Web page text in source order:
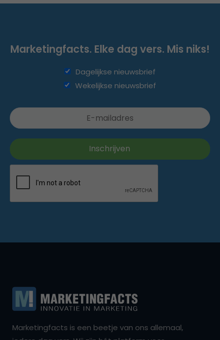
Marketingfacts. Elke dag vers. Mis niks!
Dagelijkse nieuwsbrief
Wekelijkse nieuwsbrief
Marketingfacts is een beetje van ons allemaal,